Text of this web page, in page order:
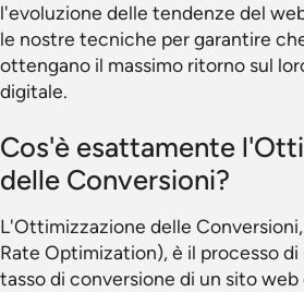
l'evoluzione delle tendenze del
le nostre tecniche per garantire
ottengano il massimo ritorno sul
digitale.
Cos'è esattamente
delle Conversioni?
L'Ottimizzazione delle
Rate Optimization), è il processo
tasso di conversione di un sito web